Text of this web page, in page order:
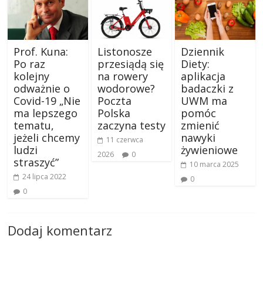
Prof. Kuna:
Po raz
kolejny
odważnie o
Covid-19 „Nie
ma lepszego
tematu,
jeżeli chcemy
ludzi
straszyć”
24 lipca 2022
0
Listonosze
przesiądą się
na rowery
wodorowe?
Poczta
Polska
zaczyna testy
11 czerwca
2026
0
Dziennik
Diety:
aplikacja
badaczki z
UWM ma
pomóc
zmienić
nawyki
żywieniowe
10 marca 2025
0
Dodaj komentarz